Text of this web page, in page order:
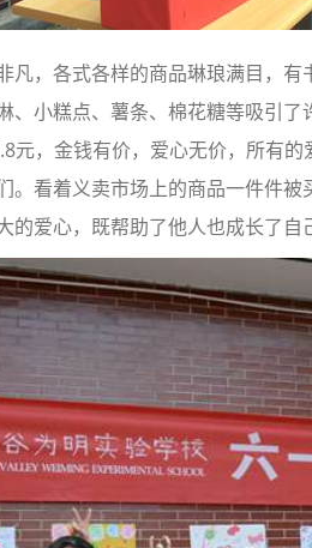
，各式各样的商品琳琅满目，有
、小糕点、薯条、棉花糖等吸引
元，金钱有价，爱心无价，所有
。看着义卖市场上的商品一件件
爱心，既帮助了他人也成长了自